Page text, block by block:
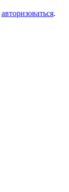
авторизоваться.